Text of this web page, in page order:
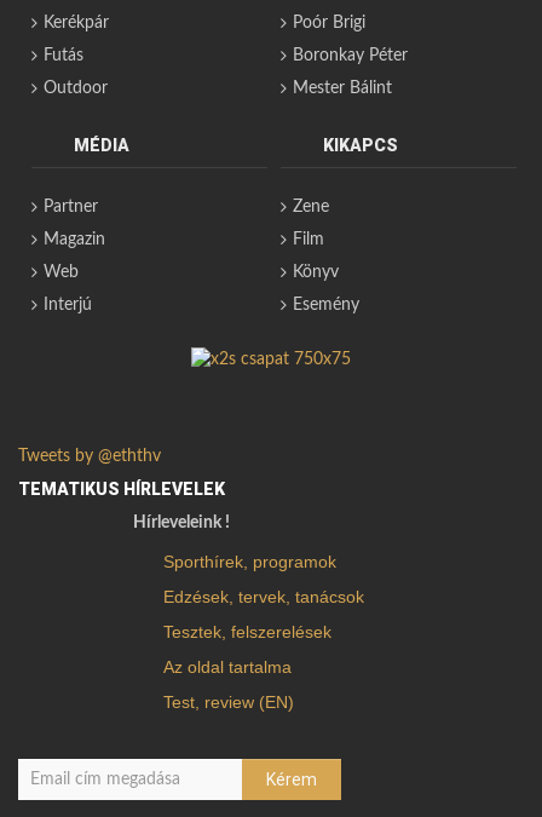
Kerékpár
Futás
Outdoor
Poór Brigi
Boronkay Péter
Mester Bálint
MÉDIA
Partner
Magazin
Web
Interjú
KIKAPCS
Zene
Film
Könyv
Esemény
Tweets by @eththv
TEMATIKUS HÍRLEVELEK
Hírleveleink !
Sporthírek, programok
Edzések, tervek, tanácsok
Tesztek, felszerelések
Az oldal tartalma
Test, review (EN)